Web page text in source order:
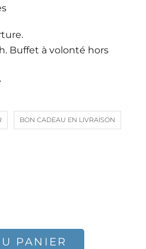
Buffet à volonté hors
BON CADEAU EN LIVRAISON
PANIER